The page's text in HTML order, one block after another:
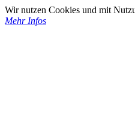
Wir nutzen Cookies und mit
Mehr Infos